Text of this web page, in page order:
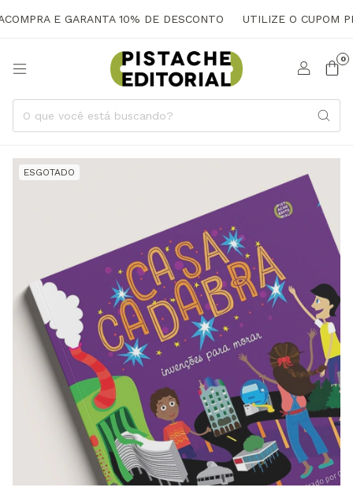
E GARANTA 10% DE DESCONTO UTILIZE O CUPOM
0
ESGOTADO